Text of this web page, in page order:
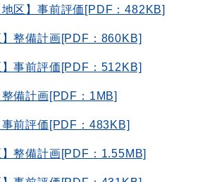
地区】事前評価[PDF：482KB]
】整備計画[PDF：860KB]
】事前評価[PDF：512KB]
整備計画[PDF：1MB]
事前評価[PDF：483KB]
】整備計画[PDF：1.55MB]